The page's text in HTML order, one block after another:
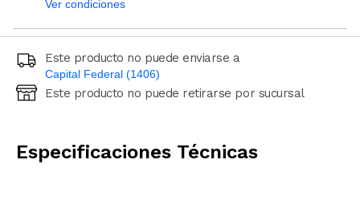
Ver condiciones
Este producto no puede enviarse a
Capital Federal (1406)
Ingresá código postal (sólo números)
Este producto no puede retirarse por sucursal
Especificaciones Técnicas